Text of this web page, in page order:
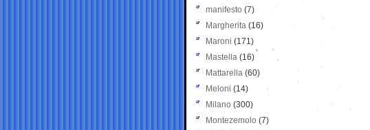
manifesto (7)
Margherita (16)
Maroni (171)
Mastella (16)
Mattarella (60)
Meloni (14)
Milano (300)
Montezemolo (7)